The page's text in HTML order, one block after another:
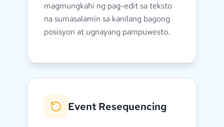
magmungkahi ng pag-edit sa teksto
na sumasalamin sa kanilang bagong
posisyon at ugnayang pampuwesto.
sumasabay ang istorya.
Event Resequencing